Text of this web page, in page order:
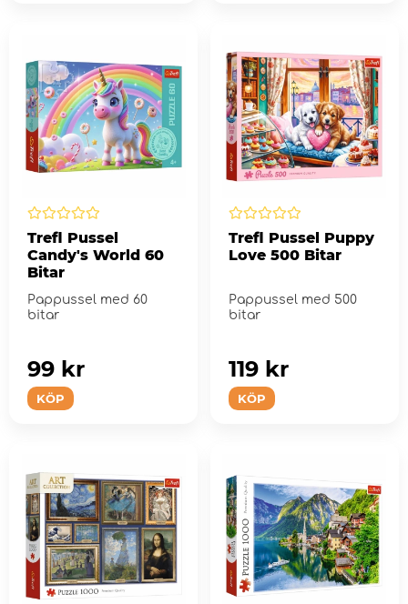
Trefl Pussel
Candy's World 60
Bitar
Pappussel med 60
bitar
KÖP
99 kr
Trefl Pussel Puppy
Love 500 Bitar
Pappussel med 500
bitar
KÖP
119 kr